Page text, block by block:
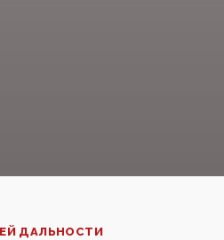
ДАЛЬНОСТИ